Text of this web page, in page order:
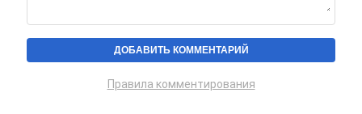
Правила комментирования